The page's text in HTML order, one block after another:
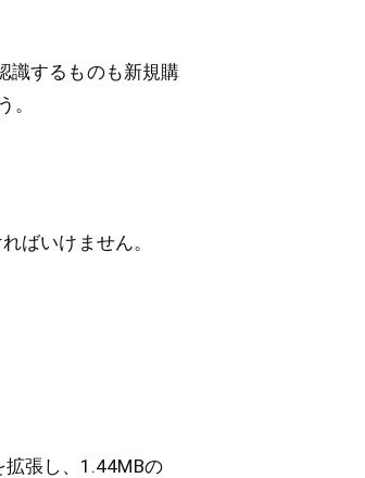
識するものも新規購
。
ばいけません。
拡張し、1.44MBの